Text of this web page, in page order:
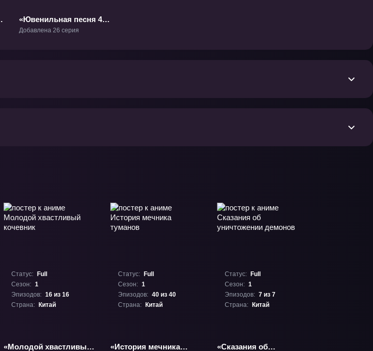
«Ювенильная песня 4»
ТВ-4
Добавлена 26 серия
Статус:
Full
Сезон: 1
Эпизодов: 16 из 16
Страна:
Китай
«Молодой хвастливый
Статус:
Full
Сезон: 1
Эпизодов: 40 из 40
Страна:
Китай
«История мечника
Статус:
Full
Сезон: 1
Эпизодов: 7 из 7
Страна:
Китай
«Сказания об